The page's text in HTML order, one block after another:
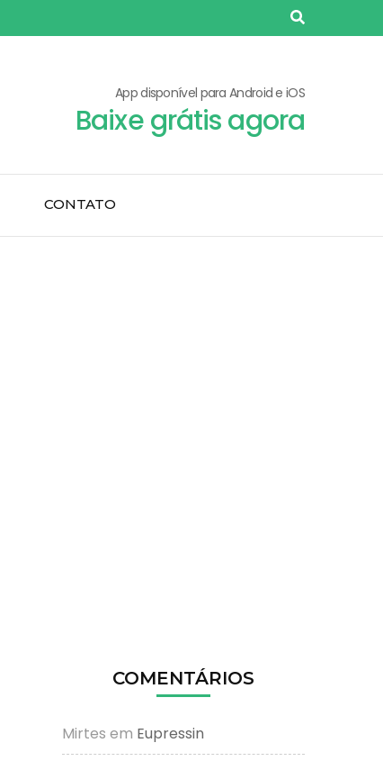
App disponível para Android e iOS
Baixe grátis agora
CONTATO
COMENTÁRIOS
Mirtes em Eupressin